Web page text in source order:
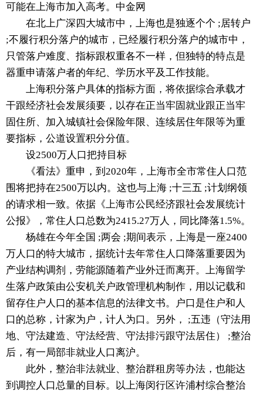
可能在上海市加入高考。中金网
在北上广深四大城市中，上海也是独逐个个 ;居转户
;不履行积分落户的城市，已经履行积分落户的城市中，
只管落户难度、指标跟权重各不一样，但独特的特点是
器重申请落户者的年纪、学历水平及工作技能。
上海积分落户具体的指标方面，将依据综合承载才
干跟经济社会发展须要，以存在正当牢固就业跟正当牢
固住所、加入城镇社会保险年限、连续居住年限等为重
要指标，公道设置积分分值。
设2500万人口把持目标
《看法》重申，到2020年，上海市全市常住人口范
围将把持在2500万以内。这也与上海 ;十三五 ;计划纲领
的请求相一致。依据《上海市公民经济跟社会发展统计
公报》，常住人口总数为2415.27万人，同比降落1.5%。
杨雄在今年全国 ;两会 ;期间表示，上海是一座2400
万人口的特大城市，据统计去年常住人口降落重要因为
产业结构调剂，劳能源随着产业外迁而离开。上海留学
生落户政策由公安机关户政管理机构制作，用以记载和
留存住户人口的基本信息的法律文书。户口是住户和人
口的总称，计家为户，计人为口。另外， ;五违（守法用
地、守法建造、守法经营、守法排污跟守法居住） ;整治
后，有一局部非就业人口离沪。
此外，整治非法就业、整治群租房等办法，也能达
到调控人口总量的目标。以上海闵行区许浦村综合整治